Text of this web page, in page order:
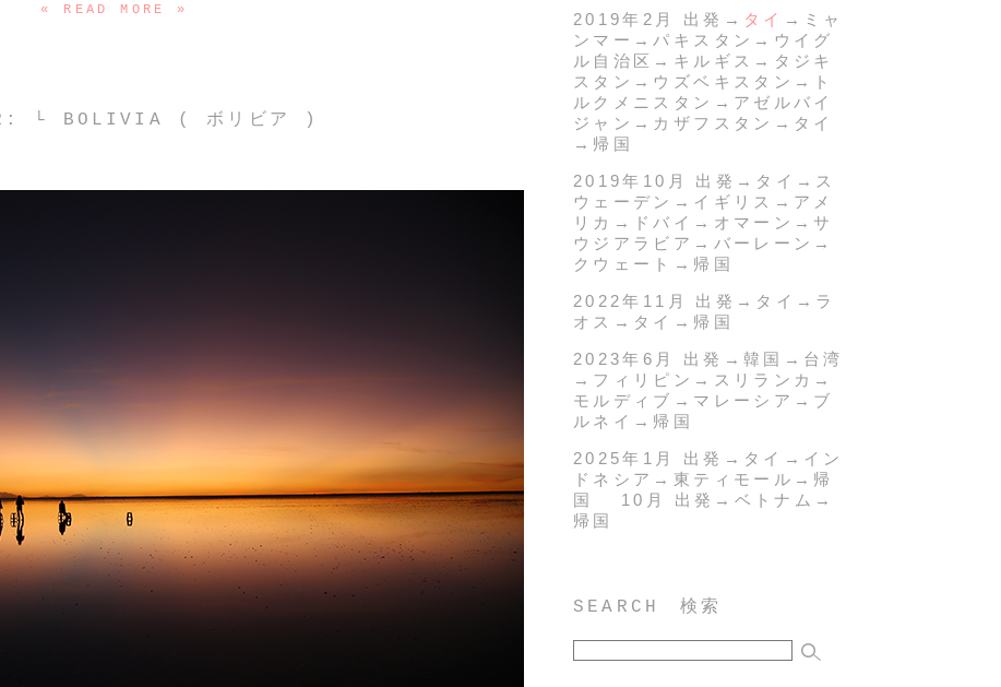
« READ MORE »
└ BOLIVIA ( ボリビア )
2019年2月 出発→ タイ →ミャ
ンマー→パキスタン→ウイグ
ル自治区→キルギス→タジキ
スタン→ウズベキスタン→ト
ルクメニスタン→アゼルバイ
ジャン→カザフスタン→タイ
→帰国
2019年10月 出発→タイ→ス
ウェーデン→イギリス→アメ
リカ→ドバイ→オマーン→サ
ウジアラビア→バーレーン→
クウェート→帰国
2022年11月 出発→タイ→ラ
オス→タイ→帰国
2023年6月 出発→韓国→台湾
→フィリピン→スリランカ→
モルディブ→マレーシア→ブ
ルネイ→帰国
2025年1月 出発→タイ→イン
ドネシア→東ティモール→帰
国 10月 出発→ベトナム→
帰国
SEARCH 検索